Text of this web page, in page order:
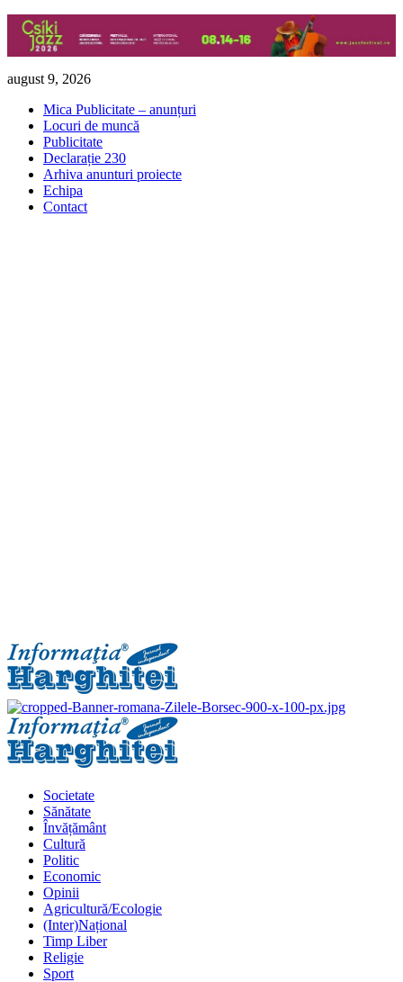
Skip
content
august 9, 2026
Mica Publicitate – anunțuri
Locuri de muncă
Publicitate
Declarație 230
Arhiva anunturi proiecte
Echipa
Contact
Primary
Menu
Societate
Sănătate
Învățământ
Cultură
Politic
Economic
Opinii
Agricultură/Ecologie
(Inter)Național
Timp Liber
Religie
Sport